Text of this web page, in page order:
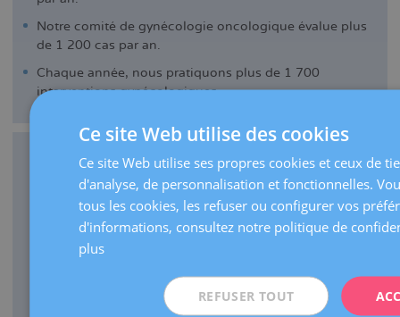
Notre comité de gynécologie oncologique évalue plus
de 1 200 cas par an.
Chaque année, nous pratiquons plus de 1 700
interventions gynécologiques.
Ce site Web utilise des cookies
Ce site Web utilise ses propres cookies et ceux de
d'analyse, de personnalisation et fonctionnelles.
tous les cookies, les refuser ou configurer vos
d'informations, consultez notre politique de
plus
REFUSER TOUT